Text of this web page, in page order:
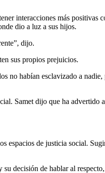
interacciones más positivas
dio a luz a sus hijos.
dijo.
sus propios prejuicios.
​​no habían esclavizado a
Samet dijo que ha advertido
espacios de justicia social.
decisión de hablar al